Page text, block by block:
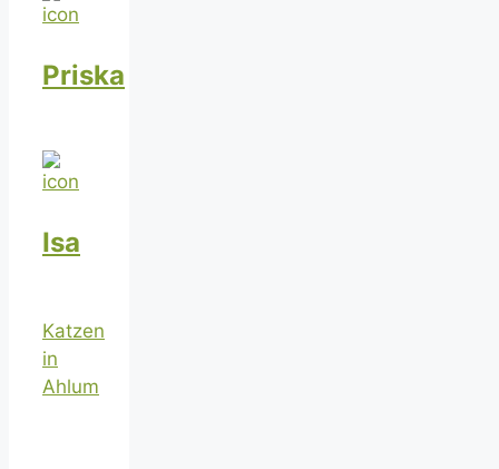
Priska
Isa
Katzen
in
Ahlum